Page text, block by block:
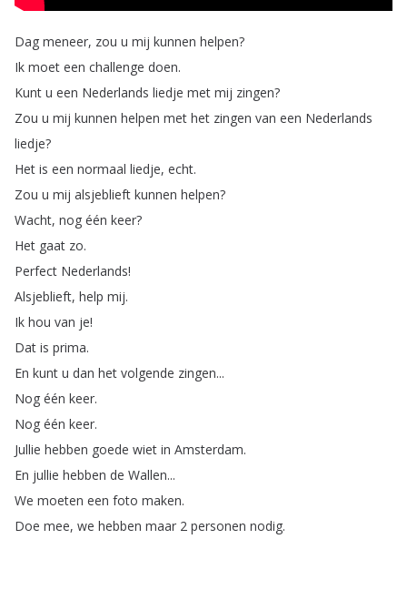
Dag meneer, zou u mij kunnen helpen?
Ik moet een challenge doen.
Kunt u een Nederlands liedje met mij zingen?
Zou u mij kunnen helpen met het zingen van een Nederlands
liedje?
Het is een normaal liedje, echt.
Zou u mij alsjeblieft kunnen helpen?
Wacht, nog één keer?
Het gaat zo.
Perfect Nederlands!
Alsjeblieft, help mij.
Ik hou van je!
Dat is prima.
En kunt u dan het volgende zingen...
Nog één keer.
Nog één keer.
Jullie hebben goede wiet in Amsterdam.
En jullie hebben de Wallen...
We moeten een foto maken.
Doe mee, we hebben maar 2 personen nodig.